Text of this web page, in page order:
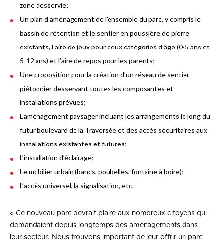
zone desservie;
Un plan d’aménagement de l’ensemble du parc, y compris le
bassin de rétention et le sentier en poussière de pierre
existants, l’aire de jeux pour deux catégories d’âge (0-5 ans et
5-12 ans) et l’aire de repos pour les parents;
Une proposition pour la création d’un réseau de sentier
piétonnier desservant toutes les composantes et
installations prévues;
L’aménagement paysager incluant les arrangements le long du
futur boulevard de la Traversée et des accès sécuritaires aux
installations existantes et futures;
L’installation d’éclairage;
Le mobilier urbain (bancs, poubelles, fontaine à boire);
L’accès universel, la signalisation, etc.
« Ce nouveau parc devrait plaire aux nombreux citoyens qui
demandaient depuis longtemps des aménagements dans
leur secteur. Nous trouvons important de leur offrir un parc